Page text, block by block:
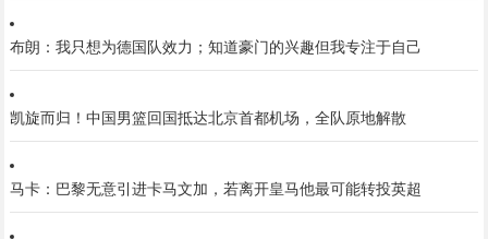
布朗：我只想为德国队效力；知道豪门的兴趣但我专注于自己
凯旋而归！中国男篮回国抵达北京首都机场，全队原地解散
马卡：巴黎无意引进卡马文加，若离开皇马他最可能转投英超